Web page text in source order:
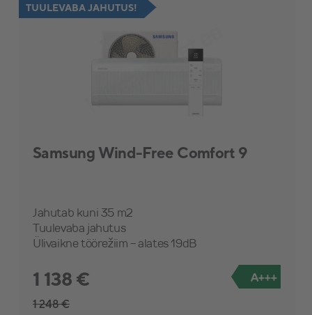
TUULEVABA JAHUTUS!
Samsung Wind-Free Comfort 9
Jahutab kuni 35 m2
Tuulevaba jahutus
Ülivaikne töörežiim - alates 19dB
1 138 €
1 248 €
A+++